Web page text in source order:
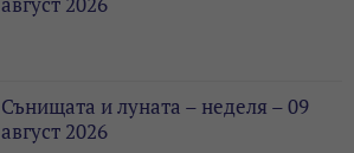
Сънищата и луната – неделя – 09
август 2026